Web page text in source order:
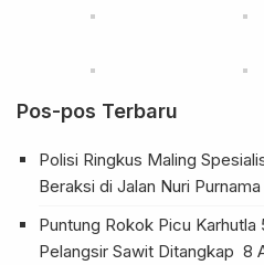
Pos-pos Terbaru
Polisi Ringkus Maling
Beraksi di Jalan Nuri Purnama
Puntung Rokok Picu
Pelangsir Sawit Ditangkap 8